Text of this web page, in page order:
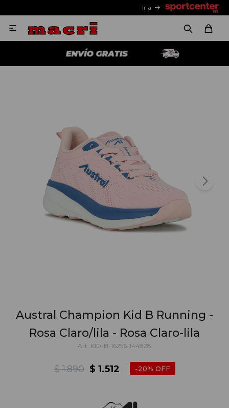
Ir a

Austral Champion Kid B Running -
Rosa Claro/lila - Rosa Claro-lila
KID-B-16256-144828
$ 1.512
$ 1.890 20